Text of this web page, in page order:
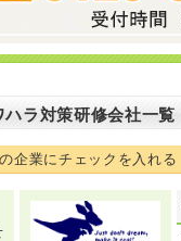
ハラ対策研修会社一覧
企業にチェックを入れる